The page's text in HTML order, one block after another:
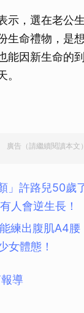
示，選在老公
生命禮物，
能因新生命的
。
廣告（請繼續閱讀本文）
」許路兒50歲
人會逆生長！
練出腹肌A4腰
女體態！
導